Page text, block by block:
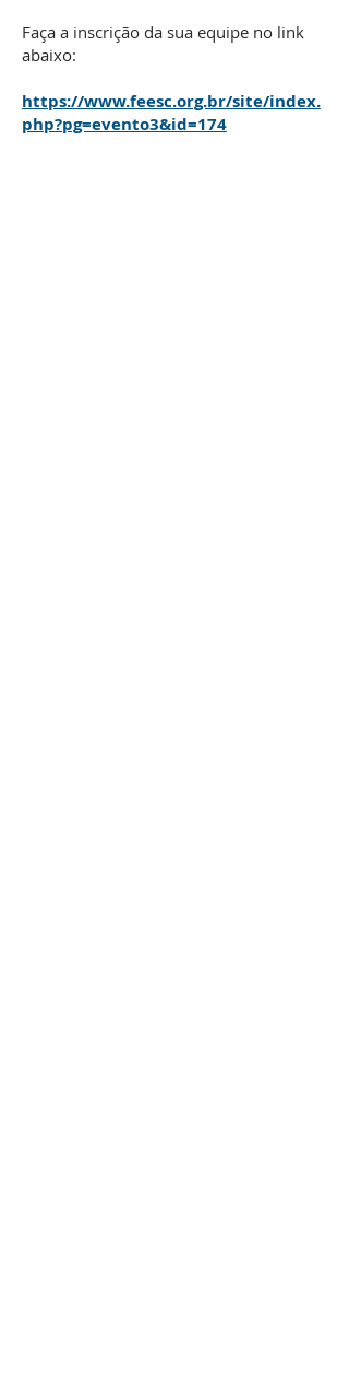
Faça a inscrição da sua equipe no link
abaixo:
https://www.feesc.org.br/site/index.
php?pg=evento3&id=174​